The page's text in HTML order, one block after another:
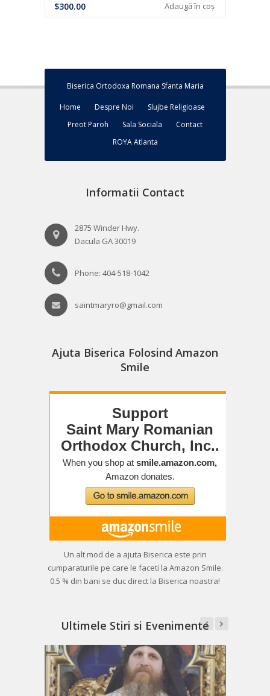
$300.00 Adaugă în coș
Biserica Ortodoxa Romana Sfanta Maria
Home Despre Noi
Slujbe Religioase
Preot Paroh
Sala Sociala
Contact
ROYA Atlanta
Informatii Contact
2875 Winder Hwy.
Dacula GA 30019
Phone: 404-518-1042
saintmaryro@gmail.com
Ajuta Biserica Folosind Amazon
Smile
Un alt mod de a ajuta Biserica este prin
cumparaturile pe care le faceti la Amazon Smile.
0.5 % din bani se duc direct la Biserica noastra!
Ultimele Stiri si Evenimente